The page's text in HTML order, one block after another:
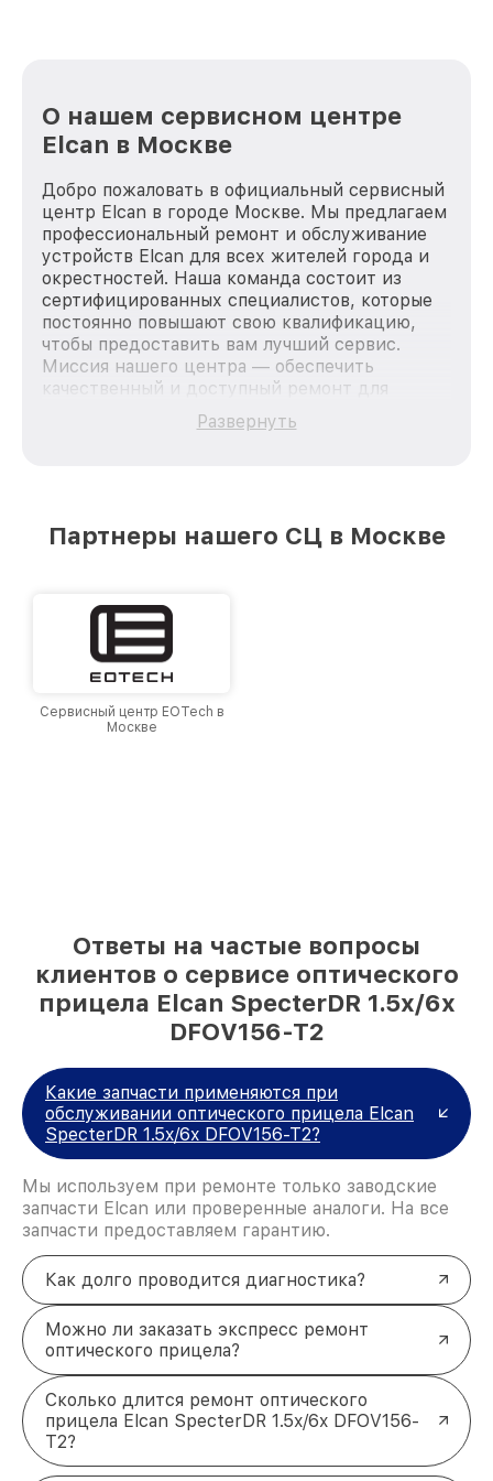
О нашем сервисном центре
Elcan в Москве
Добро пожаловать в официальный сервисный
центр Elcan в городе Москве. Мы предлагаем
профессиональный ремонт и обслуживание
устройств Elcan для всех жителей города и
окрестностей. Наша команда состоит из
сертифицированных специалистов, которые
постоянно повышают свою квалификацию,
чтобы предоставить вам лучший сервис.
Миссия нашего центра — обеспечить
качественный и доступный ремонт для
каждого пользователя продукции Elcan, вне
зависимости от сложности поломки. Мы
Москве, постоянно повышая уровень доверия
Развернуть
Партнеры нашего СЦ в Москве
Сервисный центр EOTech в
Москве
Ответы на частые вопросы
клиентов о сервисе оптического
прицела Elcan SpecterDR 1.5x/6x
DFOV156-T2
Какие запчасти применяются при
обслуживании оптического прицела Elcan
SpecterDR 1.5x/6x DFOV156-T2?
Мы используем при ремонте только заводские
запчасти Elcan или проверенные аналоги. На все
запчасти предоставляем гарантию.
Как долго проводится диагностика?
Можно ли заказать экспресс ремонт
оптического прицела?
Сколько длится ремонт оптического
прицела Elcan SpecterDR 1.5x/6x DFOV156-
T2?